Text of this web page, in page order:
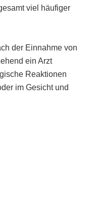
viel häufiger
der Einnahme von
ein Arzt
Reaktionen
im Gesicht und